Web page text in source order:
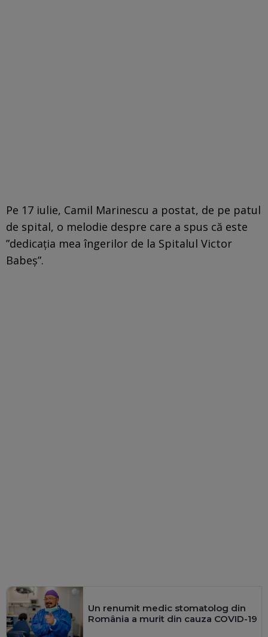
Pe 17 iulie, Camil Marinescu a postat, de pe patul
de spital, o melodie despre care a spus că este
”dedicația mea îngerilor de la Spitalul Victor
Babeș”.
Un renumit medic stomatolog din
România a murit din cauza COVID-19